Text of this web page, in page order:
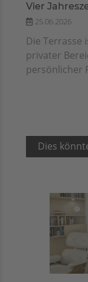
Vier
25.06.2026
Die Terrasse
privater
persönlicher
Dies